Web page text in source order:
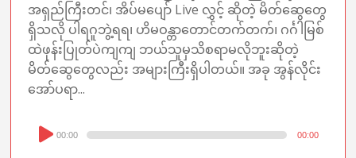
အရှည်ကြီးတင်၊ အိပ်မပျော် Live လွှင့် ဆိုတဲ့ မိတ်ဆွေတွေ
ရှိသလို ပါရဂူဘွဲ့ရရ၊ ဟိမဝန္တာတောင်တက်တက်၊ ဂင်္ဂါမြစ်
ထဲဖုန်းပြုတ်ပဲကျကျ ဘယ်သူမှသိစရာမလိုဘူးဆိုတဲ့
မိတ်ဆွေတွေလည်း အများကြီးရှိပါတယ်။ အခု အွန်လိုင်း
အော်ပရာ...
Audio
Player
00:00 00:00